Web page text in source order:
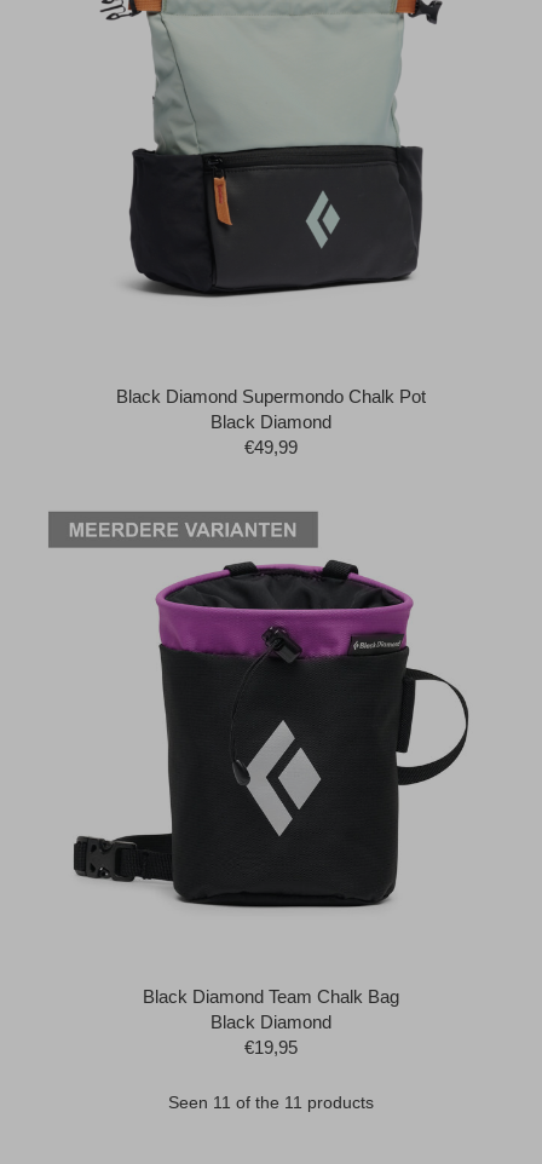
Black Diamond Supermondo Chalk Pot
Black Diamond
€49,99
Black Diamond Team Chalk Bag
Black Diamond
€19,95
Seen 11 of the 11 products